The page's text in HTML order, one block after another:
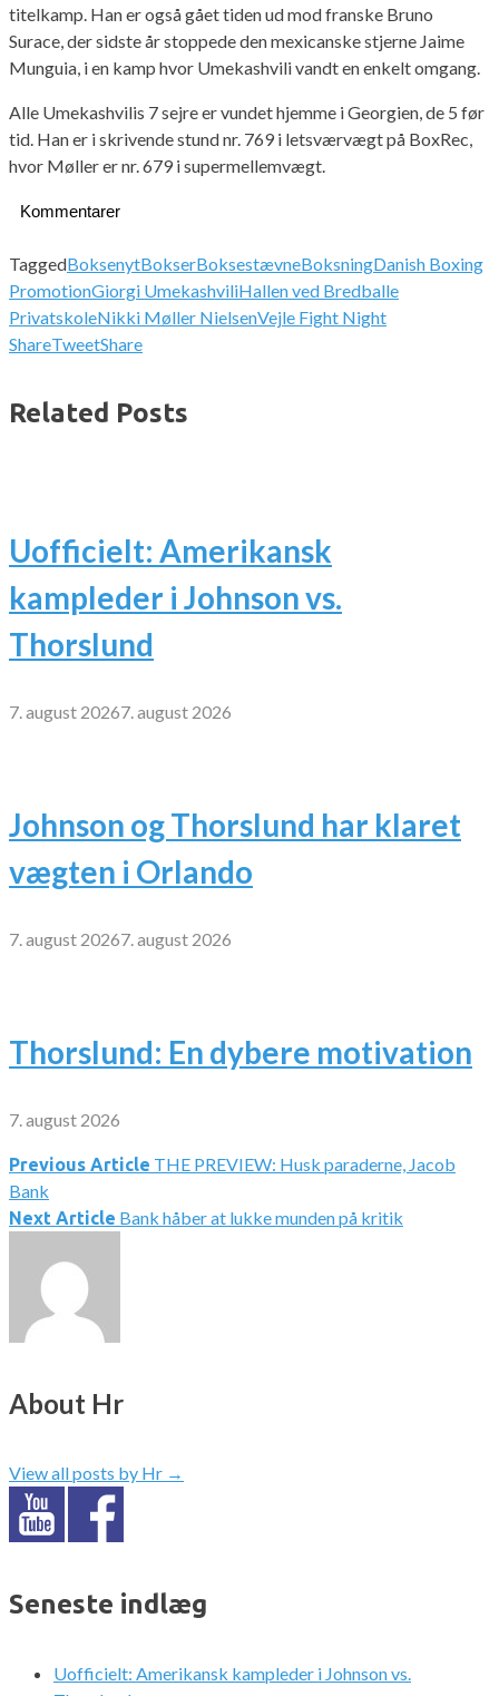
titelkamp. Han er også gået tiden ud mod franske Bruno
Surace, der sidste år stoppede den mexicanske stjerne Jaime
Munguia, i en kamp hvor Umekashvili vandt en enkelt omgang.
Alle Umekashvilis 7 sejre er vundet hjemme i Georgien, de 5 før
tid. Han er i skrivende stund nr. 769 i letsværvægt på BoxRec,
hvor Møller er nr. 679 i supermellemvægt.
Kommentarer
TaggedBoksenytBokserBoksestævneBoksningDanish Boxing
PromotionGiorgi UmekashviliHallen ved Bredballe
PrivatskoleNikki Møller NielsenVejle Fight Night
ShareTweetShare
Related Posts
Uofficielt: Amerikansk
kampleder i Johnson vs.
Thorslund
7. august 20267. august 2026
Johnson og Thorslund har klaret
vægten i Orlando
7. august 20267. august 2026
Thorslund: En dybere motivation
7. august 2026
Indlægsnavigation
Previous Article THE PREVIEW: Husk paraderne, Jacob
Bank
Next Article Bank håber at lukke munden på kritik
About Hr
View all posts by Hr →
Seneste indlæg
Uofficielt: Amerikansk kampleder i Johnson vs.